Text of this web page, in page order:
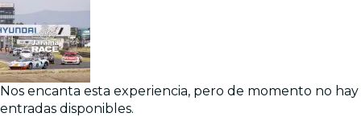
Nos encanta esta experiencia, pero de momento no hay
entradas disponibles.